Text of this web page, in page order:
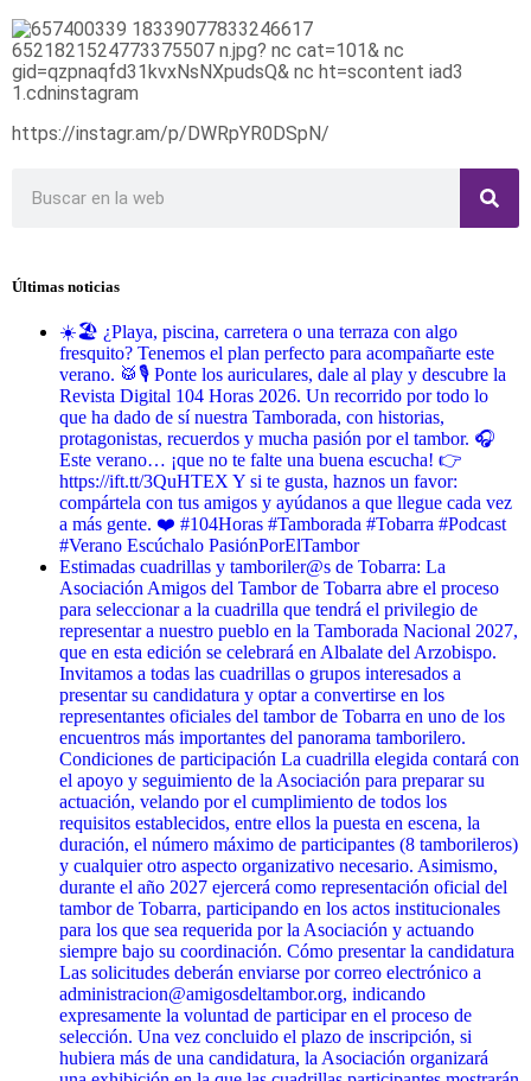
https://instagr.am/p/DWRpYR0DSpN/
Últimas noticias
☀️🏖️ ¿Playa, piscina, carretera o una terraza con algo
fresquito? Tenemos el plan perfecto para acompañarte este
verano. 🥁🎙️ Ponte los auriculares, dale al play y descubre la
Revista Digital 104 Horas 2026. Un recorrido por todo lo
que ha dado de sí nuestra Tamborada, con historias,
protagonistas, recuerdos y mucha pasión por el tambor. 🎧
Este verano… ¡que no te falte una buena escucha! 👉
https://ift.tt/3QuHTEX Y si te gusta, haznos un favor:
compártela con tus amigos y ayúdanos a que llegue cada vez
a más gente. ❤️ #104Horas #Tamborada #Tobarra #Podcast
#Verano Escúchalo PasiónPorElTambor
Estimadas cuadrillas y tamboriler@s de Tobarra: La
Asociación Amigos del Tambor de Tobarra abre el proceso
para seleccionar a la cuadrilla que tendrá el privilegio de
representar a nuestro pueblo en la Tamborada Nacional 2027,
que en esta edición se celebrará en Albalate del Arzobispo.
Invitamos a todas las cuadrillas o grupos interesados a
presentar su candidatura y optar a convertirse en los
representantes oficiales del tambor de Tobarra en uno de los
encuentros más importantes del panorama tamborilero.
Condiciones de participación La cuadrilla elegida contará con
el apoyo y seguimiento de la Asociación para preparar su
actuación, velando por el cumplimiento de todos los
requisitos establecidos, entre ellos la puesta en escena, la
duración, el número máximo de participantes (8 tamborileros)
y cualquier otro aspecto organizativo necesario. Asimismo,
durante el año 2027 ejercerá como representación oficial del
tambor de Tobarra, participando en los actos institucionales
para los que sea requerida por la Asociación y actuando
siempre bajo su coordinación. Cómo presentar la candidatura
Las solicitudes deberán enviarse por correo electrónico a
administracion@amigosdeltambor.org, indicando
expresamente la voluntad de participar en el proceso de
selección. Una vez concluido el plazo de inscripción, si
hubiera más de una candidatura, la Asociación organizará